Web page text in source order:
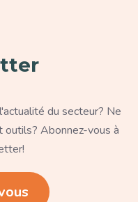
du secteur? Ne
outils? Abonnez-vous à